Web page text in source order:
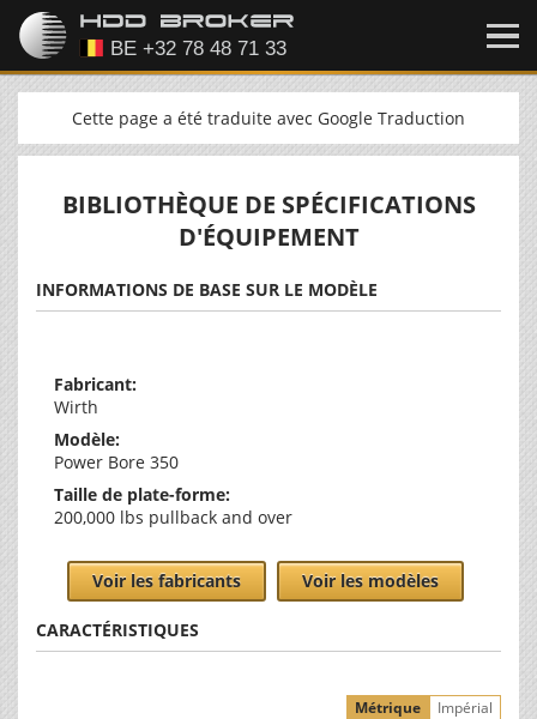
Cette page a été traduite avec Google Traduction
BIBLIOTHÈQUE DE SPÉCIFICATIONS
D'ÉQUIPEMENT
INFORMATIONS DE BASE SUR LE MODÈLE
Fabricant:
Wirth
Modèle:
Power Bore 350
Taille de plate-forme:
200,000 lbs pullback and over
Voir les fabricants Voir les modèles
CARACTÉRISTIQUES
Impérial
Métrique